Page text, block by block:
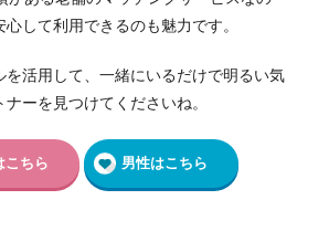
して利用できるのも魅力です。
を活用して、一緒にいるだけで明るい気
ーを見つけてくださいね。
こちら 男性はこちら